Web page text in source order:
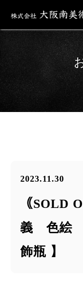
2023.11.30
｟SOLD
義 色絵
飾瓶 】